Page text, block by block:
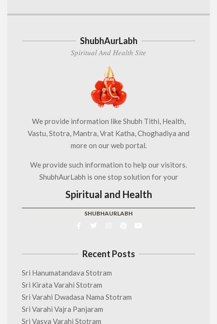
ShubhAurLabh
Spiritual And Health Site
We provide information like Shubh Tithi, Health,
Vastu, Stotra, Mantra, Vrat Katha, Choghadiya and
more on our web portal.
We provide such information to help our visitors.
ShubhAurLabh is one stop solution for your
Spiritual and Health
SHUBHAURLABH
Recent Posts
Sri Hanumatandava Stotram
Sri Kirata Varahi Stotram
Sri Varahi Dwadasa Nama Stotram
Sri Varahi Vajra Panjaram
Sri Vasya Varahi Stotram